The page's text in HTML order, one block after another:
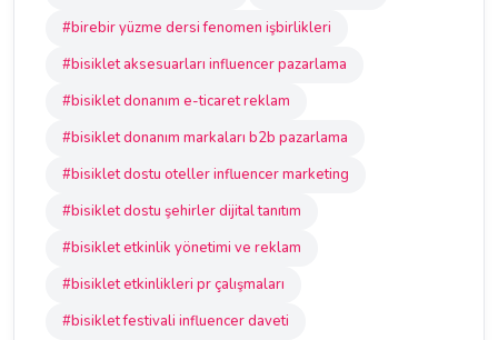
#birebir yüzme dersi fenomen işbirlikleri
#bisiklet aksesuarları influencer pazarlama
#bisiklet donanım e-ticaret reklam
#bisiklet donanım markaları b2b pazarlama
#bisiklet dostu oteller influencer marketing
#bisiklet dostu şehirler dijital tanıtım
#bisiklet etkinlik yönetimi ve reklam
#bisiklet etkinlikleri pr çalışmaları
#bisiklet festivali influencer daveti